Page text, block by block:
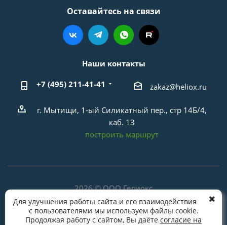
Оставайтесь на связи
Наши контакты
+7 (495) 211-41-41 zakaz@heliox.ru
г. Мытищи, 1-ый Силикатный пер., стр 14Б/4,
каб. 13
построить маршрут
2026 © ООО Гелиокс
Политика в отношении обработки персональных
данных
Для улучшения работы сайта и его взаимодействия
с пользователями мы используем файлы cookie.
Продолжая работу с сайтом, Вы даёте согласие на